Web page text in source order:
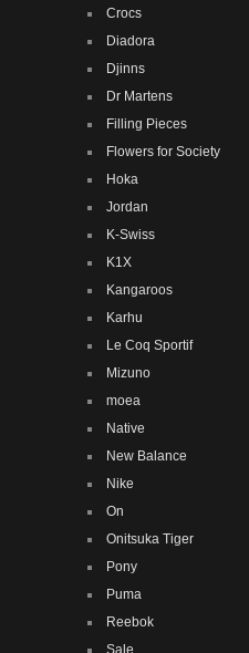
Crocs
Diadora
Djinns
Dr Martens
Filling Pieces
Flowers for Society
Hoka
Jordan
K-Swiss
K1X
Kangaroos
Karhu
Le Coq Sportif
Mizuno
moea
Native
New Balance
Nike
On
Onitsuka Tiger
Pony
Puma
Reebok
Sale